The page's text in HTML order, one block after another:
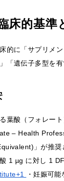
床的基
的に「サプリメ
「遺伝子多型を
葉酸（フォレー
– Health
」が推奨
1 µg に対し 1
・妊娠可